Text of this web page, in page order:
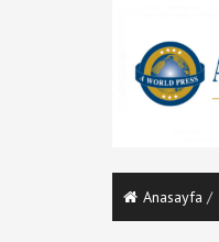
Anasayfa